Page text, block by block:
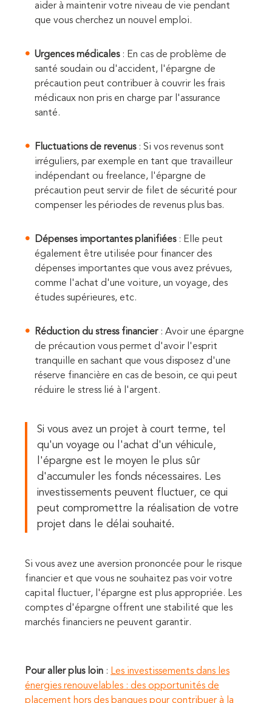
aider à maintenir votre niveau de vie pendant
que vous cherchez un nouvel emploi.
Urgences médicales: En cas de problème de
santé soudain ou d'accident, l'épargne de
précaution peut contribuer à couvrir les frais
médicaux non pris en charge par l'assurance
santé.
Fluctuations de revenus: Si vos revenus sont
irréguliers, par exemple en tant que travailleur
indépendant ou freelance, l'épargne de
précaution peut servir de filet de sécurité pour
compenser les périodes de revenus plus bas.
Dépenses importantes planifiées : Elle peut
également être utilisée pour financer des
dépenses importantes que vous avez prévues,
comme l'achat d'une voiture, un voyage, des
études supérieures, etc.
Réduction du stress financier: Avoir une épargne
de précaution vous permet d'avoir l'esprit
tranquille en sachant que vous disposez d'une
réserve financière en cas de besoin, ce qui peut
réduire le stress lié à l'argent.
Si vous avez un projet à court terme, tel
qu'un voyage ou l'achat d'un véhicule,
l'épargne est le moyen le plus sûr
d'accumuler les fonds nécessaires. Les
investissements peuvent fluctuer, ce qui
peut compromettre la réalisation de votre
projet dans le délai souhaité.
Si vous avez une aversion prononcée pour le risque
financier et que vous ne souhaitez pas voir votre
capital fluctuer, l'épargne est plus appropriée. Les
comptes d'épargne offrent une stabilité que les
marchés financiers ne peuvent garantir.
Pour aller plus loin : Les investissements dans les
énergies renouvelables : des opportunités de
placement hors des banques pour contribuer à la